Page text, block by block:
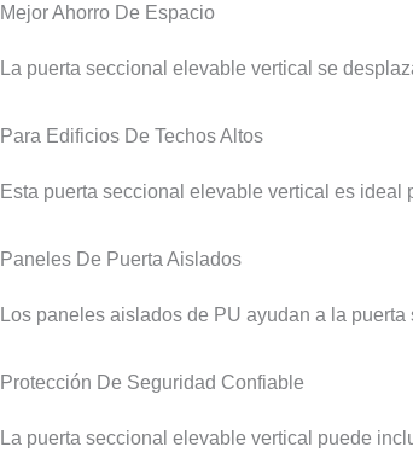
Mejor Ahorro De Espacio
La puerta seccional elevable vertical se
Para Edificios De Techos Altos
Esta puerta seccional elevable vertical es
Paneles De Puerta Aislados
Los paneles aislados de PU ayudan a la
Protección De Seguridad Confiable
La puerta seccional elevable vertical puede